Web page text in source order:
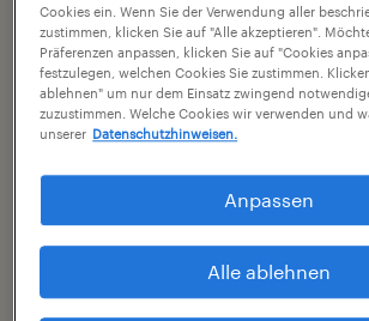
Cookies ein. Wenn Sie der Verwendung aller
zustimmen, klicken Sie auf "Alle akzeptieren".
Präferenzen anpassen, klicken Sie auf "Cookies
festzulegen, welchen Cookies Sie zustimmen.
ablehnen" um nur dem Einsatz zwingend
zuzustimmen. Welche Cookies wir verwenden und
unserer Datenschutzhinweisen.
Anpassen
Alle ablehnen